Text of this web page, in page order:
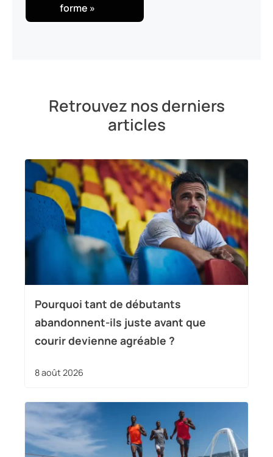
forme »
Retrouvez nos derniers
articles
Pourquoi tant de débutants
abandonnent-ils juste avant que
courir devienne agréable ?
8 août 2026